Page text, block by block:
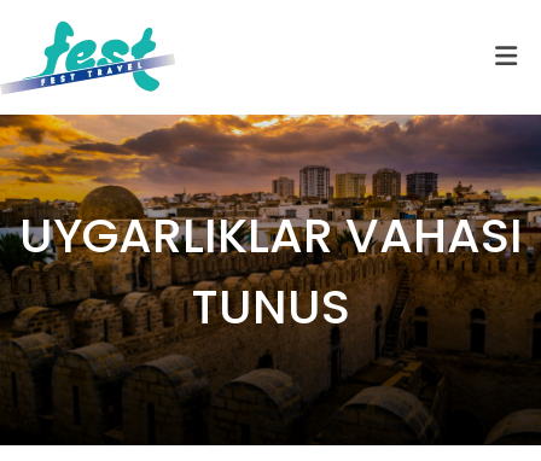
UYGARLIKLAR VAHASI
TUNUS